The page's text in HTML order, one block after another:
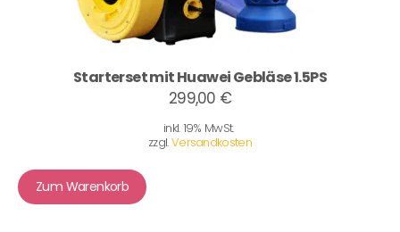
Starterset mit Huawei Gebläse 1.5PS
299,00 €
inkl. 19% MwSt.
zzgl.Versandkosten
Zum Warenkorb